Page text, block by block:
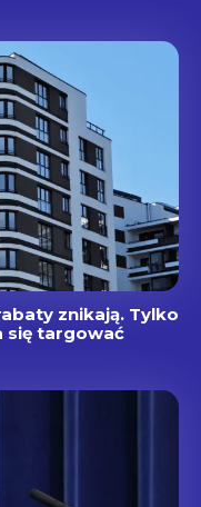
znikają. Tylko
się targować